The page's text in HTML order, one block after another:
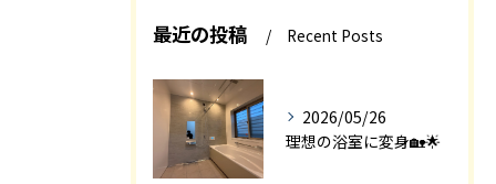
最近の投稿 Recent Posts
2026/05/26
理想の浴室に変身🏡🌟